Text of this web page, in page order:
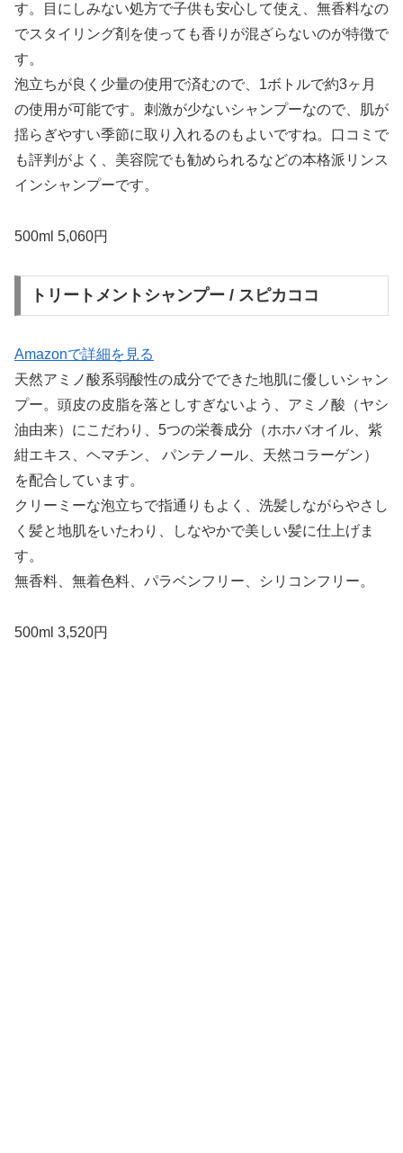
す。目にしみない処方で子供も安心して使え、無香料なの
でスタイリング剤を使っても香りが混ざらないのが特徴で
す。
泡立ちが良く少量の使用で済むので、1ボトルで約3ヶ月
の使用が可能です。刺激が少ないシャンプーなので、肌が
揺らぎやすい季節に取り入れるのもよいですね。口コミで
も評判がよく、美容院でも勧められるなどの本格派リンス
インシャンプーです。
500ml 5,060円
トリートメントシャンプー / スピカココ
Amazonで詳細を見る
天然アミノ酸系弱酸性の成分でできた地肌に優しいシャン
プー。頭皮の皮脂を落としすぎないよう、アミノ酸（ヤシ
油由来）にこだわり、5つの栄養成分（ホホバオイル、紫
紺エキス、ヘマチン、 パンテノール、天然コラーゲン）
を配合しています。
クリーミーな泡立ちで指通りもよく、洗髪しながらやさし
く髪と地肌をいたわり、しなやかで美しい髪に仕上げま
す。
無香料、無着色料、パラベンフリー、シリコンフリー。
500ml 3,520円